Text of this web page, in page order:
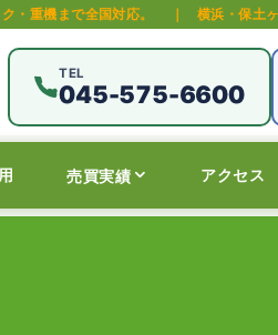
｜横浜・保土ヶ谷区の中古車オーク
TEL
045-575-6600
売買実績 アクセス